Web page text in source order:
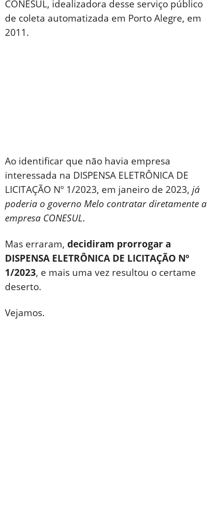
CONESUL, idealizadora desse serviço público
de coleta automatizada em Porto Alegre, em
2011.
Ao identificar que não havia empresa
interessada na DISPENSA ELETRÔNICA DE
LICITAÇÃO Nº 1/2023, em janeiro de 2023, já
poderia o governo Melo contratar diretamente a
empresa CONESUL.
Mas erraram, decidiram prorrogar a
DISPENSA ELETRÔNICA DE LICITAÇÃO Nº
1/2023, e mais uma vez resultou o certame
deserto.
Vejamos.